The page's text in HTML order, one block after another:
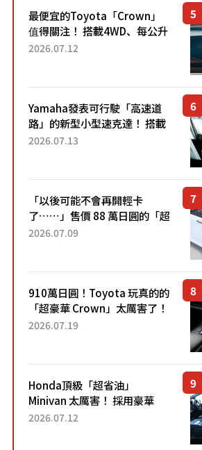
最便宜的Toyota「Crown」
值得關注！ 搭載4WD、每公升
22.4公里低油耗表現超亮眼！
2026.07.12
Yamaha發表可行駛「高速道
路」的新型小型速克達！ 搭載
能享受超強勁「渦輪感」的動
2026.07.13
「以後可能不會再開輕卡
了……」售價 88 萬日圓的「超
迷你輕型貨車」引發兩極評
了！...
2026.07.09
910萬日圓！Toyota 玩真的的
「超豪華 Crown」太厲害了！
採用由「匠人技藝」打造的
2026.07.19
Honda頂級「超省油」
Minivan 太厲害！ 採用豪華
「真皮座椅」與專屬「黑色內
2026.07.12